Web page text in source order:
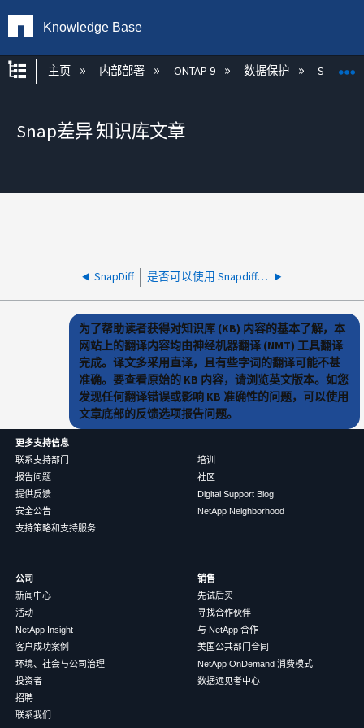
Knowledge Base
扩展/隐缩全局层次
主页 内部部署 ONTAP 9 数据保护 SnapDiff
Snap差异 知识库文章
SnapDiff 是否可以使用 Snapdiff 备份仅备份一个 qtree
为了帮助读者获得对知识库 (KB) 内容的基本了解，本
网站上的翻译内容均由神经机器翻译 (NMT) 工具翻译
完成。译文多采用直译，且有些字词的翻译可能不甚
准确。要查看原始的 KB 内容，请浏览英文版本。如您
发现任何翻译错误或影响 KB 准确性的问题，可以使用
文章底部的反馈选项报告问题。
更多支持信息
联系支持部门
报告问题
提供反馈
安全公告
支持策略和支持服务
培训
社区
Digital Support Blog
NetApp Neighborhood
公司
新闻中心
活动
NetApp Insight
客户成功案例
环境、社会与公司治理
投资者
招聘
联系我们
销售
先试后买
寻找合作伙伴
与 NetApp 合作
美国公共部门合同
NetApp OnDemand 消费模式
数据远见者中心